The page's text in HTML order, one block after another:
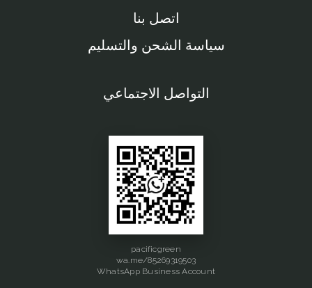
اتصل بنا
سياسة الشحن والتسليم
التواصل الاجتماعي
pacificgreen
wa.me/85269319503
WhatsApp Business Account